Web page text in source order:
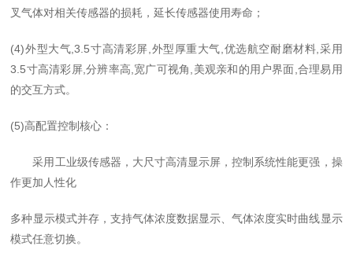
叉气体对相关传感器的损耗，延长传感器使用寿命 ；
(4)外型大气 ,3.5寸高清彩屏 外型厚重大气 优选航空耐磨材料 采用
3.5寸高清彩屏, 分辨率高 宽广可视角 美观亲和的用户界面 合理易用
的交互方式。
(5)高配置控制核心 ：
采用工业级传感器，大尺寸高清显示屏，控制系统性能更强，操
作更加人性化
多种显示模式并存， 支持气体浓度数据显示、气体浓度实时曲线显示
模式任意切换。